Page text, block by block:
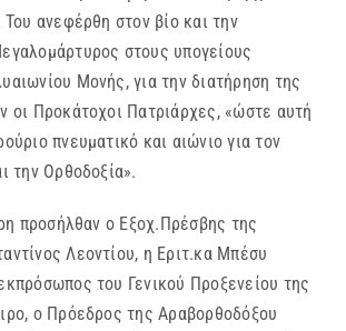
Του ανεφέρθη στον βίο και την
στους υπογείους
Μονής, για την διατήρηση της
οι Προκάτοχοι Πατριάρχες, «ώστε αυτή
πνευματικό και αιώνιο για τον
την Ορθοδοξία».
προσήλθαν ο Εξοχ.Πρέσβης της
Λεοντίου, η Εριτ.κα Μπέσυ
του Γενικού Προξενείου της
ο Πρόεδρος της Αραβορθοδόξου